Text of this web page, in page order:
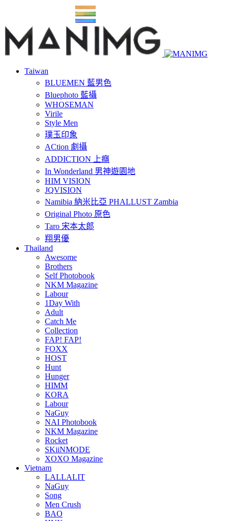
Taiwan
BLUEMEN 藍男色
Bluephoto 藍攝
WHOSEMAN
Virile
Style Men
璞玉印象
ACtion 劇攝
ADDICTION 上癮
In Wonderland 男神遊園地
HIM VISION
JQVISION
Namibia 納米比亞 PHALLUST Zambia
Original Photo 原色
Taro 宋本太郎
翔男優
Thailand
Awesome
Brothers
Self Photobook
NKM Magazine
Labour
1Day With
Adult
Catch Me
Collection
FAP! FAP!
FOXX
HOST
Hunt
Hunger
HIMM
KORA
Labour
NaGuy
NAI Photobook
NKM Magazine
Rocket
SKiiNMODE
XOXO Magazine
Vietnam
LALLALIT
NaGuy
Song
Men Crush
BAO